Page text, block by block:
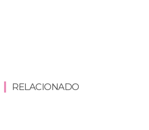
RELACIONADO